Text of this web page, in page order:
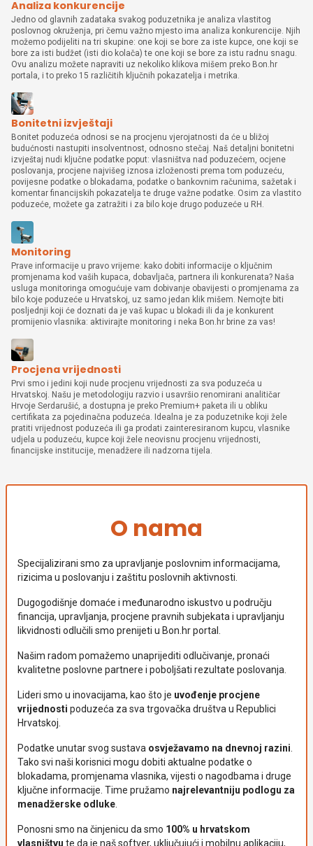
Analiza konkurencije
Jedno od glavnih zadataka svakog poduzetnika je analiza vlastitog
poslovnog okruženja, pri čemu važno mjesto ima analiza konkurencije. Njih
možemo podijeliti na tri skupine: one koji se bore za iste kupce, one koji se
bore za isti budžet (isti dio kolača) te one koji se bore za istu radnu snagu.
Ovu analizu možete napraviti uz nekoliko klikova mišem preko Bon.hr
portala, i to preko 15 različitih ključnih pokazatelja i metrika.
Bonitetni izvještaji
Bonitet poduzeća odnosi se na procjenu vjerojatnosti da će u bližoj
budućnosti nastupiti insolventnost, odnosno stečaj. Naš detaljni bonitetni
izvještaj nudi ključne podatke poput: vlasništva nad poduzećem, ocjene
poslovanja, procjene najvišeg iznosa izloženosti prema tom poduzeću,
povijesne podatke o blokadama, podatke o bankovnim računima, sažetak i
komentar financijskih pokazatelja te druge važne podatke. Osim za vlastito
poduzeće, možete ga zatražiti i za bilo koje drugo poduzeće u RH.
Monitoring
Prave informacije u pravo vrijeme: kako dobiti informacije o ključnim
promjenama kod vaših kupaca, dobavljača, partnera ili konkurenata? Naša
usluga monitoringa omogućuje vam dobivanje obavijesti o promjenama za
bilo koje poduzeće u Hrvatskoj, uz samo jedan klik mišem. Nemojte biti
posljednji koji će doznati da je vaš kupac u blokadi ili da je konkurent
promijenio vlasnika: aktivirajte monitoring i neka Bon.hr brine za vas!
Procjena vrijednosti
Prvi smo i jedini koji nude procjenu vrijednosti za sva poduzeća u
Hrvatskoj. Našu je metodologiju razvio i usavršio renomirani analitičar
Hrvoje Serdarušić, a dostupna je preko Premium+ paketa ili u obliku
certifikata za pojedinačna poduzeća. Idealna je za poduzetnike koji žele
pratiti vrijednost poduzeća ili ga prodati zainteresiranom kupcu, vlasnike
udjela u poduzeću, kupce koji žele neovisnu procjenu vrijednosti,
financijske institucije, menadžere ili nadzorna tijela.
O nama
Specijalizirani smo za upravljanje poslovnim informacijama,
rizicima u poslovanju i zaštitu poslovnih aktivnosti.
Dugogodišnje domaće i međunarodno iskustvo u području
financija, upravljanja, procjene pravnih subjekata i upravljanju
likvidnosti odlučili smo prenijeti u Bon.hr portal.
Našim radom pomažemo unaprijediti odlučivanje, pronaći
kvalitetne poslovne partnere i poboljšati rezultate poslovanja.
Lideri smo u inovacijama, kao što je uvođenje procjene
vrijednosti poduzeća za sva trgovačka društva u Republici
Hrvatskoj.
Podatke unutar svog sustava osvježavamo na dnevnoj razini
Tako svi naši korisnici mogu dobiti aktualne podatke o
blokadama, promjenama vlasnika, vijesti o nagodbama i druge
ključne informacije. Time pružamo najrelevantniju podlogu za
menadžerske odluke
Ponosni smo na činjenicu da smo 100% u hrvatskom
vlasništvu te da je naš softver, uključujući i mobilnu aplikaciju,